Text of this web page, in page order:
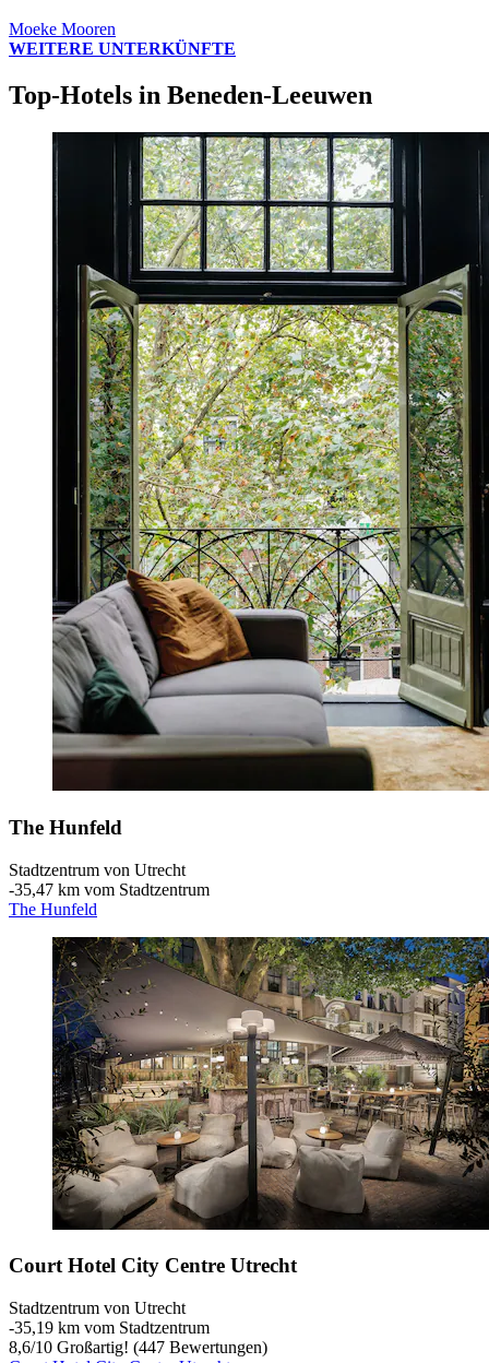
Moeke Mooren
WEITERE UNTERKÜNFTE
Top-Hotels in Beneden-Leeuwen
The Hunfeld
Stadtzentrum von Utrecht
‐35,47 km vom Stadtzentrum
The Hunfeld
Court Hotel City Centre Utrecht
Stadtzentrum von Utrecht
‐35,19 km vom Stadtzentrum
8,6/10 Großartig! (447 Bewertungen)